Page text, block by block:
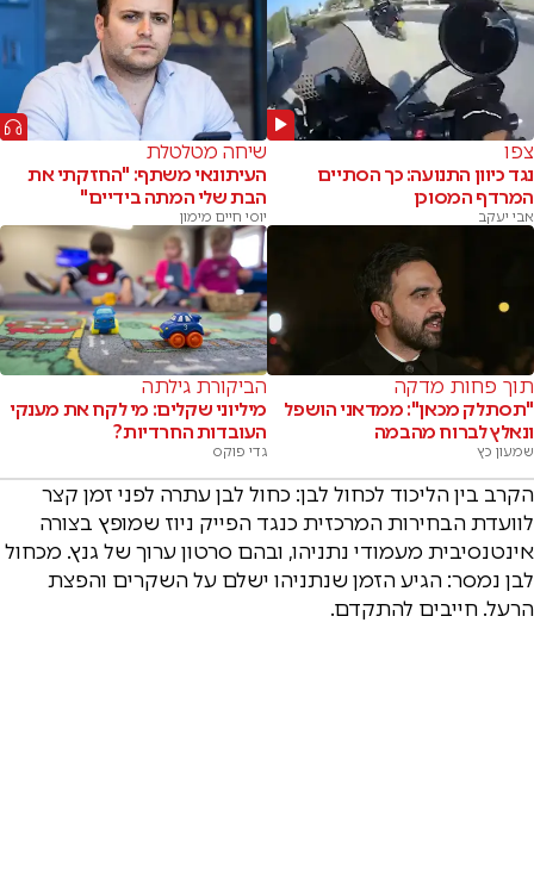
צפו
נגד כיוון התנועה: כך הסתיים
המרדף המסוכן
אבי יעקב
שיחה מטלטלת
העיתונאי משתף: "החזקתי את
הבת שלי המתה בידיים"
יוסי חיים מימון
תוך פחות מדקה
"תסתלק מכאן": ממדאני הושפל
ונאלץ לברוח מהבמה
שמעון כץ
הביקורת גילתה
מיליוני שקלים: מי לקח את מענקי
העובדות החרדיות?
גדי פוקס
הקרב בין הליכוד לכחול לבן: כחול לבן עתרה לפני זמן קצר
לוועדת הבחירות המרכזית כנגד הפייק ניוז שמופץ בצורה
אינטנסיבית מעמודי נתניהו, ובהם סרטון ערוך של גנץ. מכחול
לבן נמסר: הגיע הזמן שנתניהו ישלם על השקרים והפצת
הרעל. חייבים להתקדם.